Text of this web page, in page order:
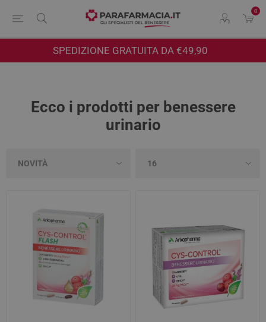
0
SPEDIZIONE GRATUITA DA €49,90
Ecco i prodotti per benessere
urinario